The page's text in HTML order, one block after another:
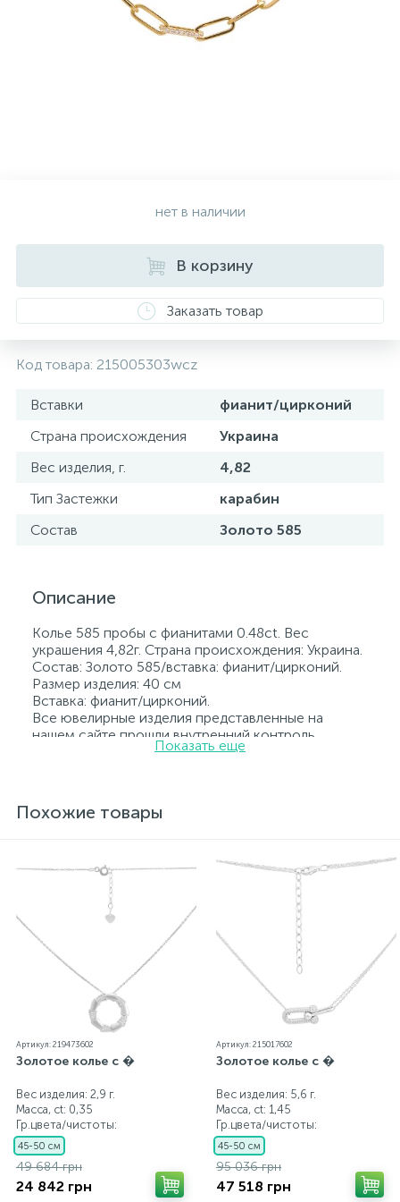
нет в наличии
В корзину
Заказать товар
Код товара: 215005303wcz
Вставки
фианит/цирконий
Страна происхождения
Украина
Вес изделия, г.
4,82
Тип Застежки
карабин
Состав
Золото 585
Описание
Колье 585 пробы с фианитами 0.48ct. Вес
украшения 4,82г. Страна происхождения: Украина.
Состав: Золото 585/вставка: фианит/цирконий.
Размер изделия: 40 см
Вставка: фианит/цирконий.
Все ювелирные изделия представленные на
нашем сайте прошли внутренний контроль
качества, а также контроль государственной
указанием всех параметров.*Цвета изделий на
экрана
Показать еще
Похожие товары
Артикул: 219473602
Золотое колье с �
Вес изделия: 2,9 г.
Масса, ct: 0,35
Гр.цвета/чистоты:
45-50 см
49 684 грн
24 842 грн
Артикул: 215017602
Золотое колье с �
Вес изделия: 5,6 г.
Масса, ct: 1,45
Гр.цвета/чистоты:
45-50 см
95 036 грн
47 518 грн
Серебряные сувениры